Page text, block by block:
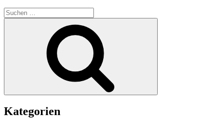
Suchen
nach:
Kategorien